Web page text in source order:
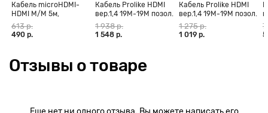
Кабель microHDMI-
HDMI M/M 5м,
позолоченные
контакты Blister box
613 р.
490 р.
Кабель Prolike HDMI
вер.1,4 19М-19М позол.
конт., ферритовые
кольца, 30 м
1 938 р.
1 548 р.
Кабель Prolike HDMI
вер.1,4 19М-19М позол.
конт., ферритовые
кольца, 20 м
1 275 р.
1 019 р.
Отзывы о товаре